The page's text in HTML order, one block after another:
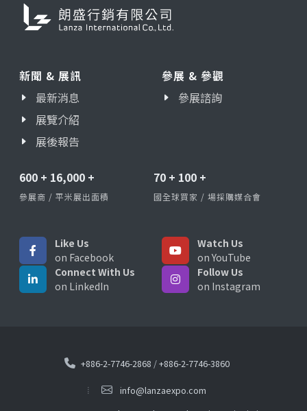
新聞 & 展訊
最新消息
展覽介紹
展後報告
參展 & 參觀
參展諮詢
600 + 16,000 +
參展商 / 平米展出面積
70 + 100 +
國全球買家 / 場採購媒合會
Like Us
on Facebook
Watch Us
on YouTube
Connect With Us
on LinkedIn
Follow Us
on Instagram
+886-2-7746-2868 /+886-2-7746-3860
info@lanzaexpo.com